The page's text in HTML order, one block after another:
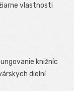
vlastnosti
knižníc
dielní